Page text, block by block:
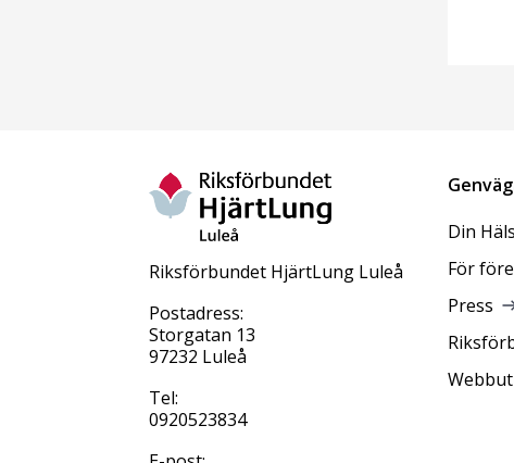
Riksförbundet HjärtLung Luleå
Postadress:
Storgatan 13
97232 Luleå
Tel:
0920523834
Din
För
Press